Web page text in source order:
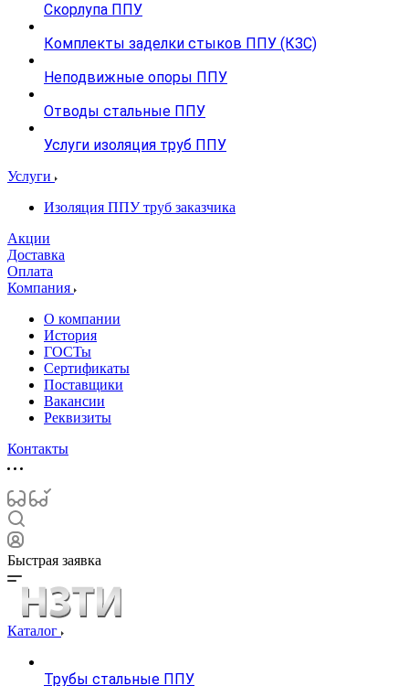
Скорлупа ППУ
Комплекты заделки стыков ППУ (КЗС)
Неподвижные опоры ППУ
Отводы стальные ППУ
Услуги изоляция труб ППУ
Услуги
Изоляция ППУ труб заказчика
Акции
Доставка
Оплата
Компания
О компании
История
ГОСТы
Сертификаты
Поставщики
Вакансии
Реквизиты
Контакты
Быстрая заявка
Каталог
Трубы стальные ППУ